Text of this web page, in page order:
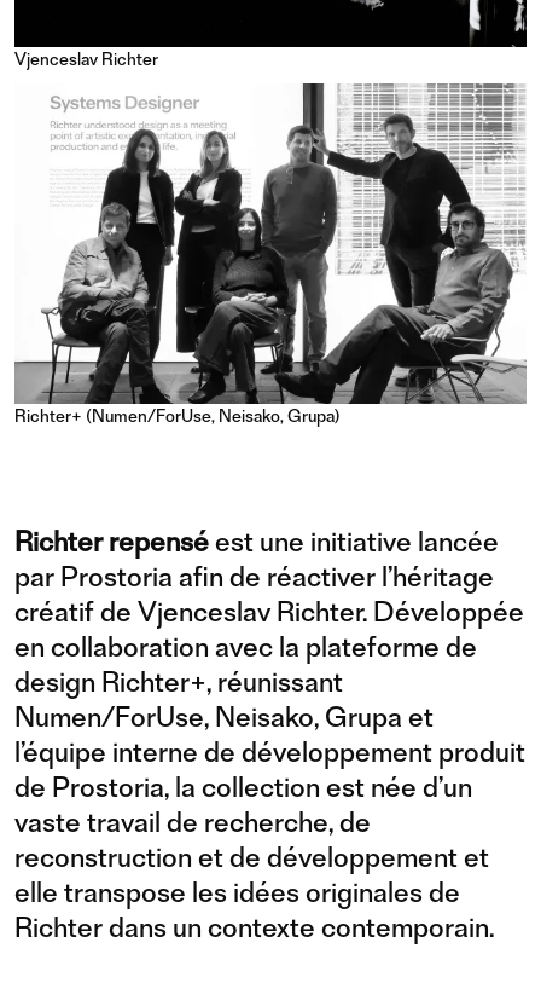
Vjenceslav Richter
Richter+ (Numen/ForUse, Neisako, Grupa)
Richter repenséest une initiative lancée
par Prostoria afin de réactiver l’héritage
créatif de Vjenceslav Richter. Développée
en collaboration avec la plateforme de
design Richter+, réunissant
Numen/ForUse, Neisako, Grupa et
l’équipe interne de développement produit
de Prostoria, la collection est née d’un
vaste travail de recherche, de
reconstruction et de développement et
elle transpose les idées originales de
Richter dans un contexte contemporain.